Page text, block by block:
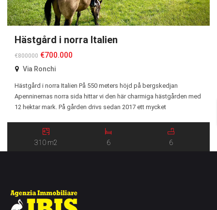
Hästgård i norra Italien
€800000 €700.000
Via Ronchi
Hästgård i norra Italien På 550 meters höjd på bergskedjan
Apenninernas norra sida hittar vi den här charmiga hästgården med
12 hektar mark. På gården drivs sedan 2017 ett mycket
består av hästar, får och höns samt egna odlingar. Det antika
stenhuset från 1900 består av tre våningsplan. […]
310 m2 6 6